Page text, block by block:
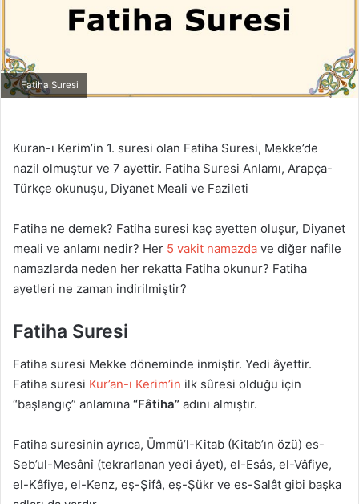
Fatiha Suresi
Kuran-ı Kerim’in 1. suresi olan Fatiha Suresi, Mekke’de
nazil olmuştur ve 7 ayettir. Fatiha Suresi Anlamı, Arapça-
Türkçe okunuşu, Diyanet Meali ve Fazileti
Fatiha ne demek? Fatiha suresi kaç ayetten oluşur, Diyanet
meali ve anlamı nedir? Her 5 vakit namazda ve diğer nafile
namazlarda neden her rekatta Fatiha okunur? Fatiha
ayetleri ne zaman indirilmiştir?
Fatiha Suresi
Fatiha suresi Mekke döneminde inmiştir. Yedi âyettir.
Fatiha suresi Kur’an-ı Kerim’in ilk sûresi olduğu için
“başlangıç” anlamına “Fâtiha” adını almıştır.
Fatiha suresinin ayrıca, Ümmü’l-Kitab (Kitab’ın özü) es-
Seb’ul-Mesânî (tekrarlanan yedi âyet), el-Esâs, el-Vâfiye,
el-Kâfiye, el-Kenz, eş-Şifâ, eş-Şükr ve es-Salât gibi başka